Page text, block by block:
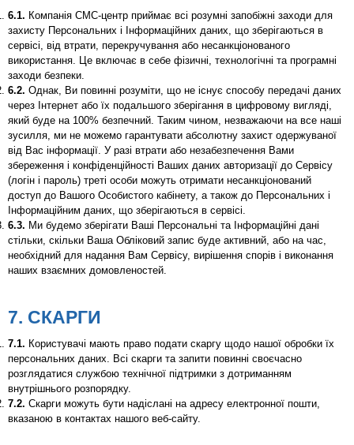
6.1. Компанія СМС-центр приймає всі розумні запобіжні заходи для
захисту Персональних і Інформаційних даних, що зберігаються в
сервісі, від втрати, перекручування або несанкціонованого
використання. Це включає в себе фізичні, технологічні та програмні
заходи безпеки.
6.2. Однак, Ви повинні розуміти, що не існує способу передачі даних
через Інтернет або їх подальшого зберігання в цифровому вигляді,
який буде на 100% безпечний. Таким чином, незважаючи на все наші
зусилля, ми не можемо гарантувати абсолютну захист одержуваної
від Вас інформації. У разі втрати або незабезпечення Вами
збереження і конфіденційності Ваших даних авторизації до Сервісу
(логін і пароль) треті особи можуть отримати несанкціонований
доступ до Вашого Особистого кабінету, а також до Персональних і
Інформаційним даних, що зберігаються в сервісі.
6.3. Ми будемо зберігати Ваші Персональні та Інформаційні дані
стільки, скільки Ваша Обліковий запис буде активний, або на час,
необхідний для надання Вам Сервісу, вирішення спорів і виконання
наших взаємних домовленостей.
7. СКАРГИ
7.1. Користувачі мають право подати скаргу щодо нашої обробки їх
персональних даних. Всі скарги та запити повинні своєчасно
розглядатися службою технічної підтримки з дотриманням
внутрішнього розпорядку.
7.2. Скарги можуть бути надіслані на адресу електронної пошти,
вказаною в контактах нашого веб-сайту.